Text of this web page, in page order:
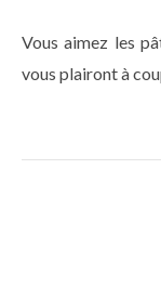
Vous aimez les pâtes ? Alors ces spaghettis aux crevettes
vous plairont à